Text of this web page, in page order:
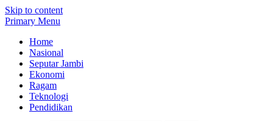
Skip to content
Primary Menu
Home
Nasional
Seputar Jambi
Ekonomi
Ragam
Teknologi
Pendidikan